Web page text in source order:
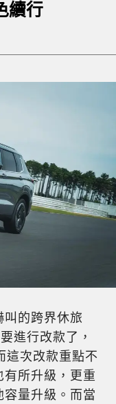
續行
叫的跨界休旅
進行改款了，
這次改款重點不
所升級，更重
量升級。而當